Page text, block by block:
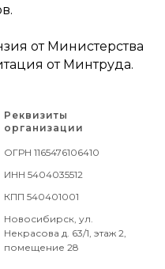
от Министерства
от Минтруда.
Реквизиты
организации
ОГРН 1165476106410
ИНН 5404035512
КПП 540401001
Новосибирск, ул.
Некрасова д. 63/1, этаж 2,
помещение 28